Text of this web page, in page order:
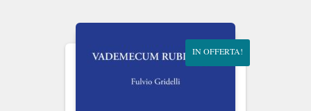
€12.00.€11.40.
IN OFFERTA!